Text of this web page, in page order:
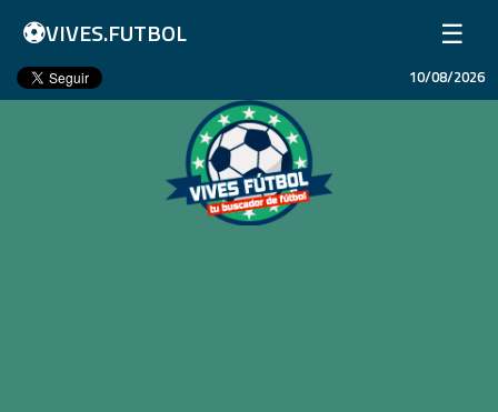
⚽VIVES.FUTBOL ☰
Inicio
10/08/2026